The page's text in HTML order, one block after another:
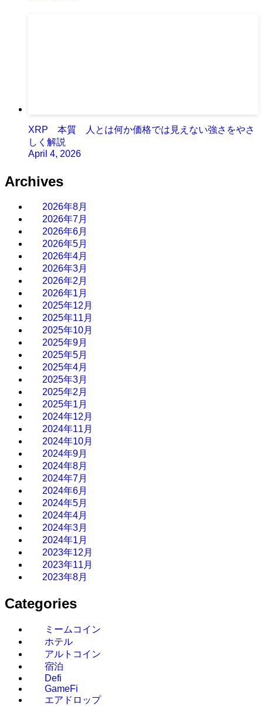
XRP 本質 人とは何か価格では見えない強さをやさ
しく解説
April 4, 2026
Archives
2026年8月
2026年7月
2026年6月
2026年5月
2026年4月
2026年3月
2026年2月
2026年1月
2025年12月
2025年11月
2025年10月
2025年9月
2025年5月
2025年4月
2025年3月
2025年2月
2025年1月
2024年12月
2024年11月
2024年10月
2024年9月
2024年8月
2024年7月
2024年6月
2024年5月
2024年4月
2024年3月
2024年1月
2023年12月
2023年11月
2023年8月
Categories
ミームコイン
ホテル
アルトコイン
宿泊
Defi
GameFi
エアドロップ